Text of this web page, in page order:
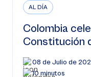
AL DÍA
Colombia
Constitución
08 de Julio de
10 minutos